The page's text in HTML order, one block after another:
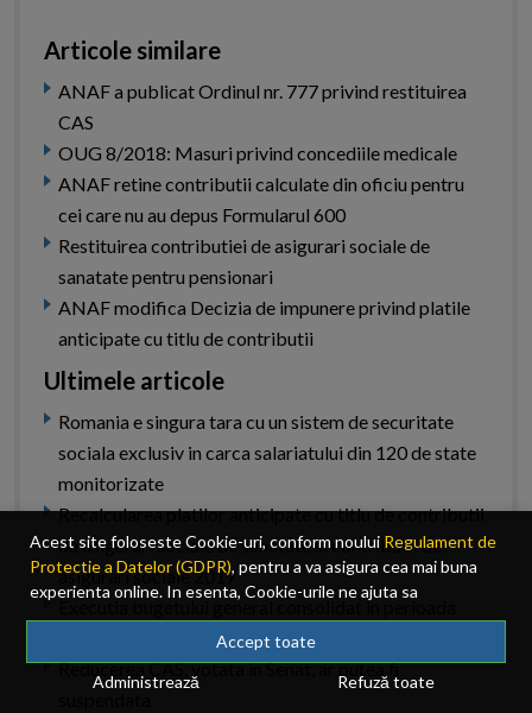
Acest site foloseste Cookie-uri, conform noului Regulament de
Protectie a Datelor (GDPR), pentru a va asigura cea mai buna
experienta online. In esenta, Cookie-urile ne ajuta sa
imbunatatim continutul de pe site, oferindu-va dvs., cititorul, o
experienta online personalizata si mult mai rapida. Ele sunt
folosite doar de site-ul nostru si partenerii nostri de incredere.
AICIpentru detalii despre politica de Cookie-uri.
Accept toate
Administrează
Refuză toate
Articole similare
ANAF a publicat Ordinul nr. 777 privind restituirea
CAS
OUG 8/2018: Masuri privind concediile medicale
ANAF retine contributii calculate din oficiu pentru
cei care nu au depus Formularul 600
Restituirea contributiei de asigurari sociale de
sanatate pentru pensionari
ANAF modifica Decizia de impunere privind platile
anticipate cu titlu de contributii
Ultimele articole
Romania e singura tara cu un sistem de securitate
sociala exclusiv in carca salariatului din 120 de state
monitorizate
Recalcularea platilor anticipate cu titlu de contributii
de asigurari sociale de sanatate si contributii de
asigurari sociale 2017
Executia bugetului general consolidat in perioada
Reducerea CAS, votata in Senat, ar putea fi